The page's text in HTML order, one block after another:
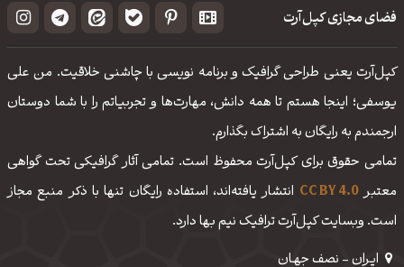
فضای مجازی کپل‌آرت
کپل‌آرت یعنی طراحی گرافیک و برنامه نویسی با چاشنی خلاقیت. من علی
یوسفی؛ اینجا هستم تا همه دانش، مهارت‌‌ها و تجربیاتم را با شما دوستان
ارجمندم به رایگان به اشتراک بگذارم.
تمامی حقوق برای کپل‌آرت محفوظ است. تمامی آثار گرافیکی تحت گواهی
معتبرCC BY 4.0 انتشار یافته‌اند، استفاده رایگان تنها با ذکر منبع مجاز
است. وبسایت کپل‌آرت ترافیک نیم بها دارد.
ایـران - نصف جهـان